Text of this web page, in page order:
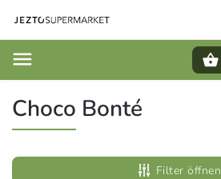
Choco Bonté
Filter öffnen